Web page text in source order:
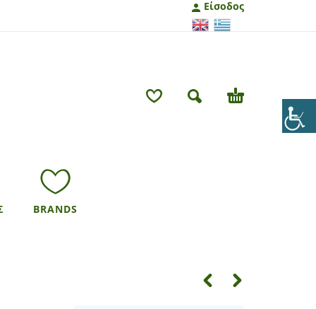
Είσοδος
BRANDS